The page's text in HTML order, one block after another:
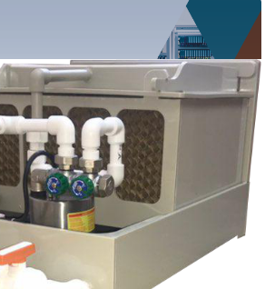
Поверхностный увлажнитель в
далее